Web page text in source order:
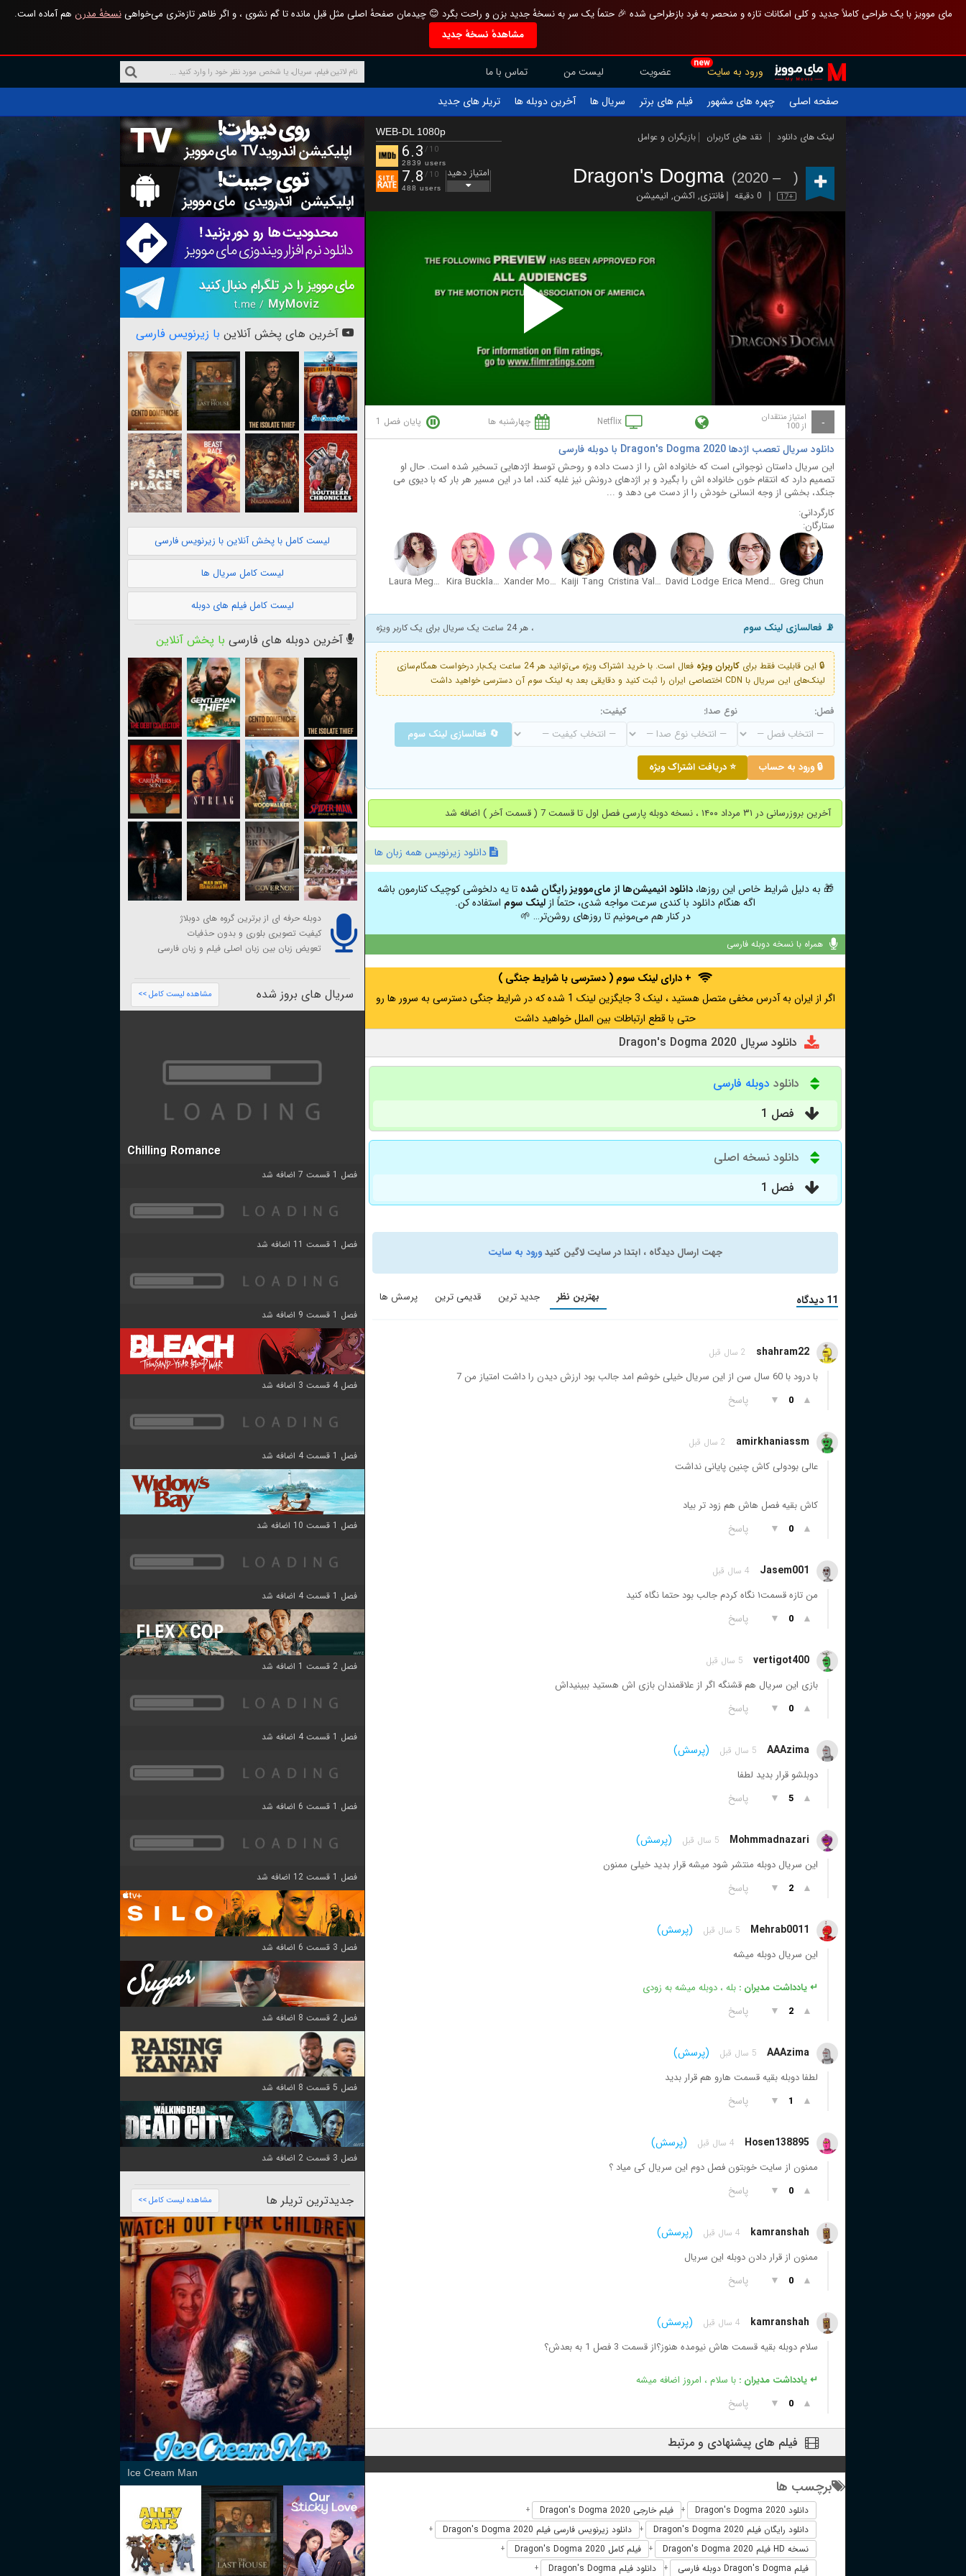
مای موویز با یک طراحی کاملاً جدید و کلی امکانات تازه و منحصر به فرد بازطراحی شده 🎉 حتماً یک سر به نسخهٔ جدید بزن و راحت بگرد 😊 چیدمان صفحهٔ اصلی مثل قبل مانده تا گم نشوی ، و اگر ظاهر تازه‌تری می‌خواهینسخهٔ مدرن هم آماده است.
مشاهدهٔ نسخهٔ جدید
new
ورود به سایت عضویت لیست من
تماس با ما
صفحه اصلی
چهره های مشهور فیلم های برتر سریال ها آخرین دوبله ها تریلر های جدید
لینک های دانلود نقد های کاربران بازیگران و عوامل
Dragon's Dogma (2020 – )
17+ 0 دقیقه فانتزی, اکشن, انیمیشن
WEB-DL 1080p
6.3 /10
2839 users
7.8 /10
488 users
امتیاز دهید
Play
Video
- امتیاز منتقدان
از 100 Netflix چهارشنبه ها پایان فصل 1
دانلود سریال تعصب اژدها Dragon's Dogma 2020 با دوبله فارسی
این سریال داستان نوجوانی است که خانواده اش را از دست داده و روحش توسط اژدهایی تسخیر شده است. حال او
تصمیم دارد که انتقام خون خانواده اش را بگیرد و بر اژدهای درونش نیز غلبه کند، اما در این مسیر هر بار که با دیوی می
جنگد، بخشی از وجه انسانی خودش را از دست می دهد و ...
کارگردانی:
ستارگان:
Greg Chun
Erica Mendez
David Lodge
Cristina Valenzuela
Kaiji Tang
Xander Mobus
Kira Buckland
Laura Megan Stahl
📡 فعالسازی لینک سوم ، هر 24 ساعت یک سریال برای یک کاربر ویژه
🔒 این قابلیت فقط برای کاربران ویژه
فعال است. با خرید اشتراک ویژه می‌توانید هر 24 ساعت یک‌بار درخواست همگام‌سازی
لینک‌های این سریال با CDN اختصاصی ایران را ثبت کنید و دقایقی بعد به لینک سوم آن دسترسی خواهید داشت
فصل: نوع صدا: کیفیت:
🔄 فعالسازی لینک سوم
🔒 ورود به حساب ⭐ دریافت اشتراک ویژه
آخرین بروزرسانی در ۳۱ مرداد ۱۴۰۰ ، نسخه دوبله پارسی فصل اول تا قسمت 7 ( قسمت آخر ) اضافه شد
دانلود زیرنویس همه زبان ها
🎁 به دلیل شرایط خاص این روزها،دانلود انیمیشن‌ها از مای‌موویز رایگان شده تا یه دلخوشی کوچیک کنارمون باشه
اگه هنگام دانلود با کندی سرعت مواجه شدی، حتماً از لینک سوم استفاده کن.
در کنار هم می‌مونیم تا روزهای روشن‌تر… 🌱
همراه با نسخه دوبله فارسی
+ دارای لینک سوم ( دسترسی با شرایط جنگی )
اگر از ایران به آدرس مخفی متصل هستید ، لینک 3 جایگزین لینک 1 شده که در شرایط جنگی دسترسی به سرور ها رو
حتی با قطع ارتباطات بین الملل خواهید داشت
دانلود سریال Dragon's Dogma 2020
دانلود دوبله فارسی
فصل 1
دانلود نسخه اصلی
فصل 1
جهت ارسال دیدگاه ، ابتدا در سایت لاگین کنیدورود به سایت
11 دیدگاه بهترین نظر جدید ترین قدیمی ترین پرسش ها
shahram22 2 سال قبل
با درود با 60 سال سن از این سریال خیلی خوشم امد جالب بود ارزش دیدن را داشت امتیاز من 7
▲
0
▼ پاسخ
amirkhaniassm 2 سال قبل
عالی بودولی کاش چنین پایانی نداشت
کاش بقیه فصل هاش هم زود تر بیاد
▲
0
▼ پاسخ
Jasem001 4 سال قبل
من تازه قسمت۱ نگاه کردم جالب بود حتما نگاه کنید
▲
0
▼ پاسخ
vertigot400 5 سال قبل
بازی این سریال هم قشنگه اگر از علاقمندان بازی اش هستید ببینیداش
▲
0
▼ پاسخ
AAAzima 5 سال قبل (پرسش)
دوبلشو قرار بدید لطفا
▲
5
▼ پاسخ
Mohmmadnazari 5 سال قبل (پرسش)
این سریال دوبله منتشر شود میشه قرار بدید خیلی ممنون
▲
2
▼ پاسخ
Mehrab0011 5 سال قبل (پرسش)
این سریال دوبله میشه
↵ یادداشت مدیران : بله ، دوبله میشه به زودی
▲
2
▼ پاسخ
AAAzima 5 سال قبل (پرسش)
لطفا دوبله بقیه قسمت هارو هم قرار بدید
▲
1
▼ پاسخ
Hosen138895 4 سال قبل (پرسش)
ممنون از سایت خوبتون فصل دوم این سریال کی میاد ؟
▲
0
▼ پاسخ
kamranshah 4 سال قبل (پرسش)
ممنون از قرار دادن دوبله این سریال
▲
0
▼ پاسخ
kamranshah 4 سال قبل (پرسش)
سلام دوبله بقیه قسمت هاش نیومده هنوز؟از قسمت 3 فصل 1 به بعدش؟
↵ یادداشت مدیران : با سلام ، امروز اضافه میشه
▲
0
▼ پاسخ
فیلم های پیشنهادی و مرتبط
برچسب ها
دانلود Dragon's Dogma 2020 + فیلم خارجی Dragon's Dogma 2020 +
دانلود رایگان فیلم Dragon's Dogma 2020 + دانلود زیرنویس فارسی فیلم Dragon's Dogma 2020 +
نسخه HD فیلم Dragon's Dogma 2020 + فیلم کامل Dragon's Dogma 2020 +
فیلم Dragon's Dogma دوبله فارسی + دانلود فیلم Dragon's Dogma +
آخرین های پخش آنلاین با زیرنویس فارسی
لیست کامل با پخش آنلاین با زیرنویس فارسی
لیست کامل سریال ها
لیست کامل فیلم های دوبله
آخرین دوبله های فارسی با پخش آنلاین
دوبله حرفه ای از برترین گروه های دوبلاژ
کیفیت تصویری بلوری و بدون حذفیات
تعویض زبان بین زبان اصلی فیلم و زبان فارسی
سریال های بروز شده مشاهده لیست کامل >>
Chilling Romance
فصل 1 قسمت 7 اضافه شد
فصل 1 قسمت 11 اضافه شد
فصل 1 قسمت 9 اضافه شد
فصل 4 قسمت 3 اضافه شد
فصل 1 قسمت 4 اضافه شد
فصل 1 قسمت 10 اضافه شد
فصل 1 قسمت 4 اضافه شد
فصل 2 قسمت 1 اضافه شد
فصل 1 قسمت 4 اضافه شد
فصل 1 قسمت 6 اضافه شد
فصل 1 قسمت 12 اضافه شد
فصل 3 قسمت 6 اضافه شد
فصل 2 قسمت 8 اضافه شد
فصل 5 قسمت 8 اضافه شد
فصل 3 قسمت 2 اضافه شد
جدیدترین تریلر ها مشاهده لیست کامل >>
Ice Cream Man